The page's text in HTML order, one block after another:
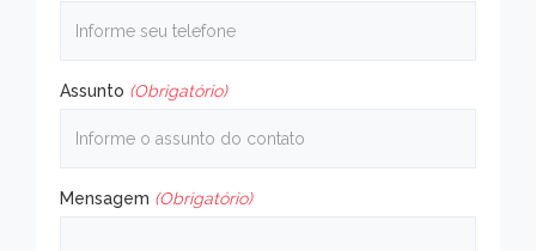
Assunto (Obrigatório)
Mensagem (Obrigatório)